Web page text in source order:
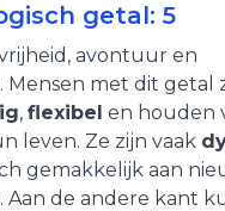
getal: 5
, avontuur en
. Mensen met dit getal
, flexibel en houden
leven. Ze zijn vaak
gemakkelijk aan
Aan de andere kant